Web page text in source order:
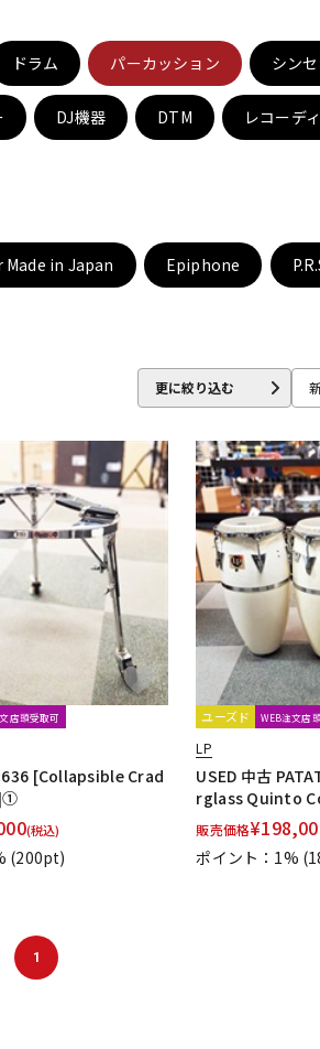
ドラム パーカッション シン
DJ機器 DTM レコーデ
Made in Japan Epiphone
更に絞り込む
店頭受取可
[Collapsible Crad
(税込)
(200pt)
ユーズド WEB注文店
LP
USED 中古
rglass Quinto
販売価格¥
ポイント：1%
1